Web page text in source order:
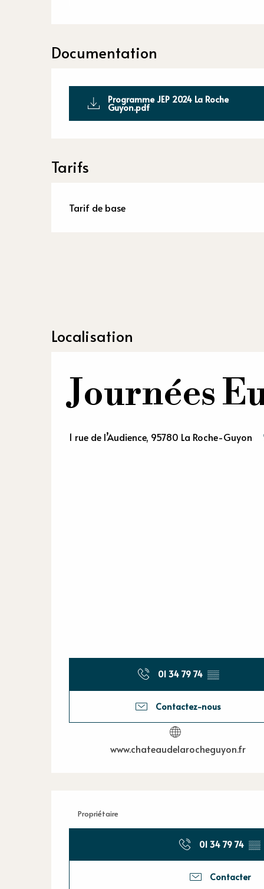
Documentation
Programme JEP 2024 La Roche
Guyon.pdf
Tarifs
Tarif de base
Localisation
Journées
1 rue de l’Audience, 95780 La Roche-Guyon
01 34 79 74 ▒▒
Contactez-nous
www.chateaudelarocheguyon.fr
Propriétaire
01 34 79 74 ▒▒
Contacter